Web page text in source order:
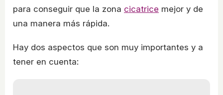
para conseguir que la zona cicatrice mejor y de
una manera más rápida.
Hay dos aspectos que son muy importantes y a
tener en cuenta: